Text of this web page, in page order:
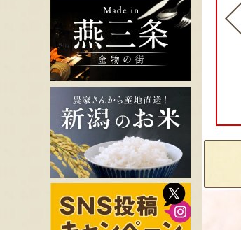
令和7年度米 佐渡産ササニ
高島農場